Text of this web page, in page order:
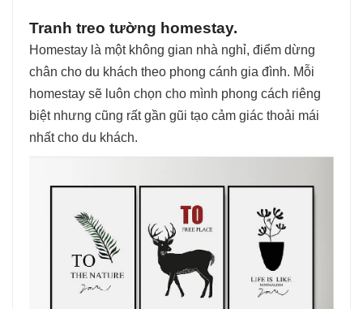
Tranh treo tường homestay.
Homestay là một không gian nhà nghỉ, điểm dừng
chân cho du khách theo phong cánh gia đình. Mỗi
homestay sẽ luôn chọn cho mình phong cách riêng
biệt nhưng cũng rất gần gũi tạo cảm giác thoải mái
nhất cho du khách.